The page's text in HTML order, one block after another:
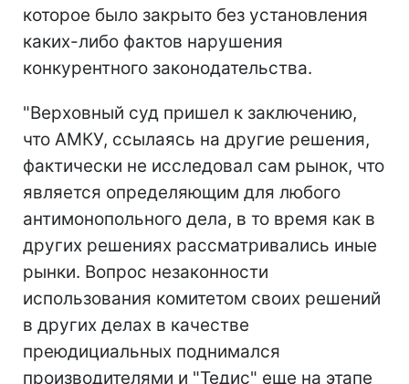
которое было закрыто без установления
каких-либо фактов нарушения
конкурентного законодательства.
"Верховный суд пришел к заключению,
что АМКУ, ссылаясь на другие решения,
фактически не исследовал сам рынок, что
является определяющим для любого
антимонопольного дела, в то время как в
других решениях рассматривались иные
рынки. Вопрос незаконности
использования комитетом своих решений
в других делах в качестве
преюдициальных поднимался
производителями и "Тедис" еще на этапе